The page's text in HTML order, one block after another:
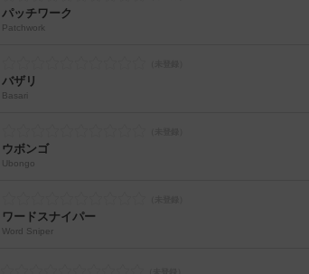
パッチワーク
Patchwork
バザリ
Basari
ウボンゴ
Ubongo
ワードスナイパー
Word Sniper